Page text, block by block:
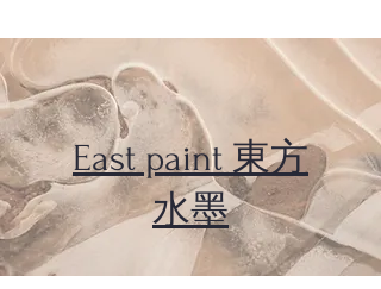
East paint 東方
水墨